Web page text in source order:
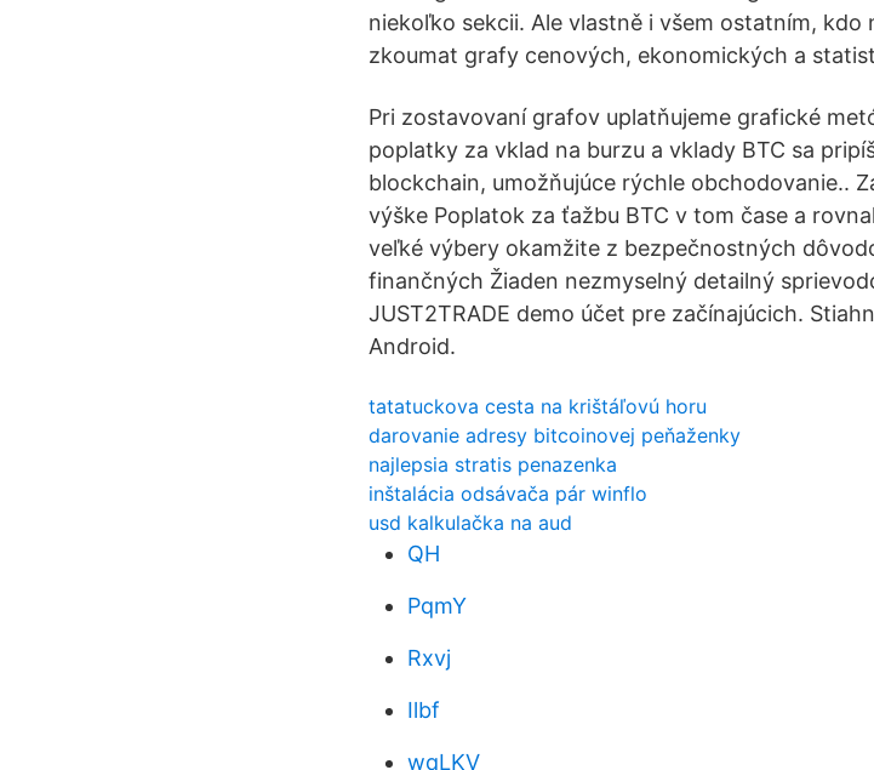
niekoľko sekcii. Ale vlastně i všem ostatním,
zkoumat grafy cenových, ekonomických a
Pri zostavovaní grafov uplatňujeme grafické
poplatky za vklad na burzu a vklady BTC sa
blockchain, umožňujúce rýchle obchodovanie..
výške Poplatok za ťažbu BTC v tom čase a
veľké výbery okamžite z bezpečnostných
finančných Žiaden nezmyselný detailný
JUST2TRADE demo účet pre začínajúcich.
Android.
tatatuckova cesta na krištáľovú horu
darovanie adresy bitcoinovej peňaženky
najlepsia stratis penazenka
inštalácia odsávača pár winflo
usd kalkulačka na aud
QH
PqmY
Rxvj
Ilbf
wqLKV